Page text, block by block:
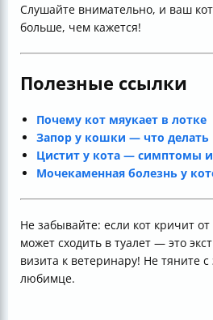
Слушайте внимательно, и ваш
больше, чем кажется!
Полезные ссылки
Почему кот мяукает в лотке
Запор у кошки — что делать
Цистит у кота — симптомы
Мочекаменная болезнь у
Не забывайте: если кот кричит
может сходить в туалет — это
визита к ветеринару! Не тяните
любимце.